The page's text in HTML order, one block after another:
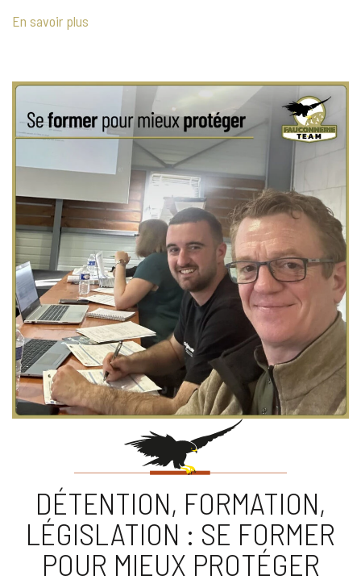
En savoir plus
DÉTENTION, FORMATION,
LÉGISLATION : SE FORMER
POUR MIEUX PROTÉGER